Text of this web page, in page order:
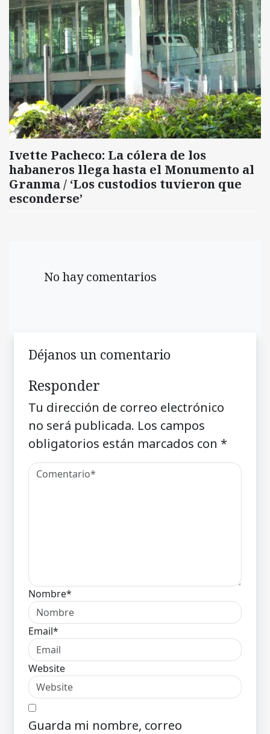
Ivette Pacheco: La cólera de los
habaneros llega hasta el Monumento al
Granma / ‘Los custodios tuvieron que
esconderse’
No hay comentarios
Déjanos un comentario
Responder
Tu dirección de correo electrónico
no será publicada. Los campos
obligatorios están marcados con *
Nombre*
Email*
Website
Guarda mi nombre, correo